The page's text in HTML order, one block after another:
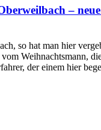
–
so hat man hier
Weihnachtsmann,
der einem hier